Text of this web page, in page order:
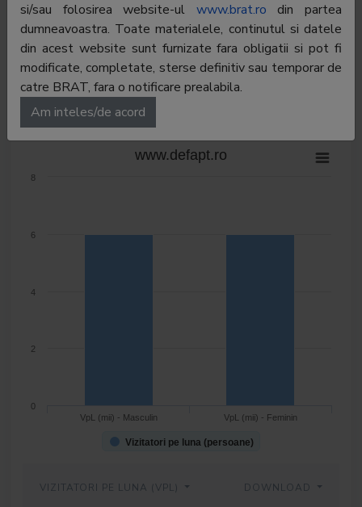
www.defapt.ro
Vizitatori pe luna (persoane)
VpL (mii) - Masculin VpL (mii) - Feminin
0
2
4
6
8
VIZITATORI PE LUNA (VPL) DOWNLOAD
si/sau folosirea website-ul www.brat.ro din partea
dumneavoastra. Toate materialele, continutul si datele
din acest website sunt furnizate fara obligatii si pot fi
modificate, completate, sterse definitiv sau temporar de
catre BRAT, fara o notificare prealabila.
Am inteles/de acord